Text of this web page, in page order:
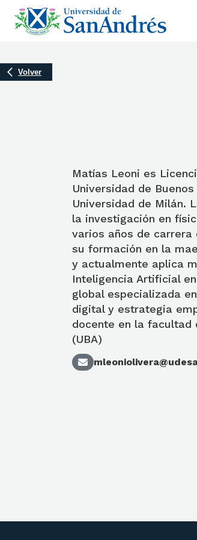
Volver
Matías Leoni es
Universidad de
Universidad de Milán.
la investigación en
varios años de carrera
su formación en la
y actualmente aplica
Inteligencia Artificial
global especializada
digital y estrategia
docente en la facultad
(UBA)